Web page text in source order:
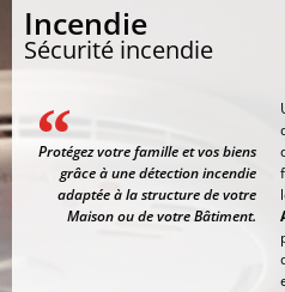
Incendie
Sécurité incendie
Protégez votre famille et vos biens
grâce à une détection incendie
adaptée à la structure de votre
Maison ou de votre Bâtiment.